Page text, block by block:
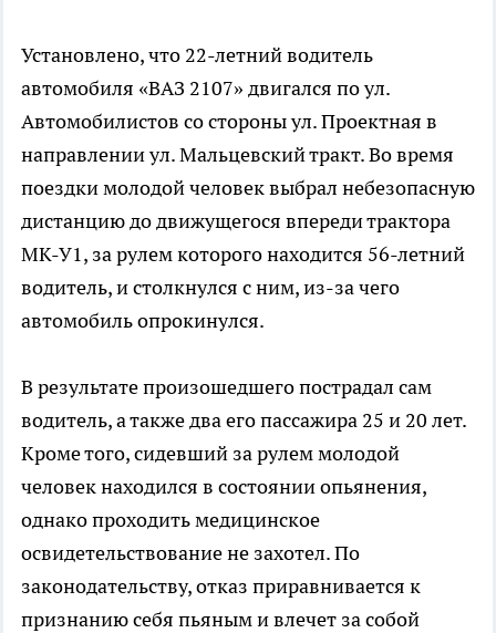
Установлено, что 22-летний водитель
автомобиля «ВАЗ 2107» двигался по ул.
Автомобилистов со стороны ул. Проектная в
направлении ул. Мальцевский тракт. Во время
поездки молодой человек выбрал небезопасную
дистанцию до движущегося впереди трактора
МК-У1, за рулем которого находится 56-летний
водитель, и столкнулся с ним, из-за чего
автомобиль опрокинулся.
В результате произошедшего пострадал сам
водитель, а также два его пассажира 25 и 20 лет.
Кроме того, сидевший за рулем молодой
человек находился в состоянии опьянения,
однако проходить медицинское
освидетельствование не захотел. По
законодательству, отказ приравнивается к
признанию себя пьяным и влечет за собой